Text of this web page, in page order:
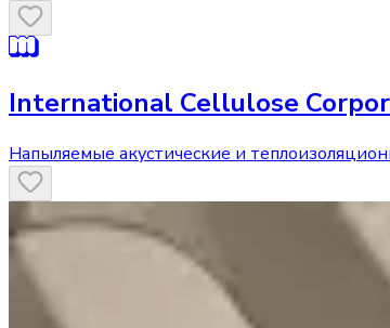
International Cellulose
Напыляемые акустические и